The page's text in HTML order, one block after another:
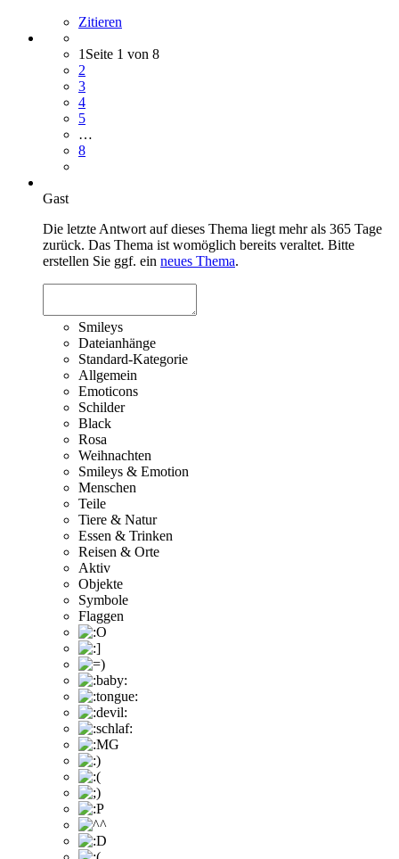
Zitieren
1 Seite 1 von 8
2
3
4
5
…
8
Gast
Die letzte Antwort auf dieses Thema liegt mehr als 365 Tage
zurück. Das Thema ist womöglich bereits veraltet. Bitte
erstellen Sie ggf. ein neues Thema.
Smileys
Dateianhänge
Standard-Kategorie
Allgemein
Emoticons
Schilder
Black
Rosa
Weihnachten
Smileys & Emotion
Menschen
Teile
Tiere & Natur
Essen & Trinken
Reisen & Orte
Aktiv
Objekte
Symbole
Flaggen